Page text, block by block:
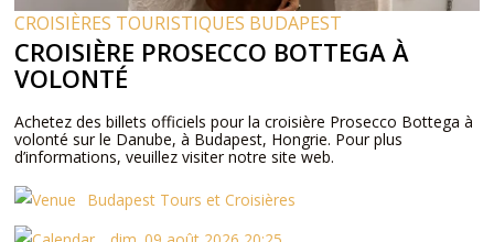
CROISIÈRES TOURISTIQUES BUDAPEST
CROISIÈRE PROSECCO BOTTEGA À
VOLONTÉ
Achetez des billets officiels pour la croisière Prosecco Bottega à
volonté sur le Danube, à Budapest, Hongrie. Pour plus
d’informations, veuillez visiter notre site web.
Budapest Tours et Croisières